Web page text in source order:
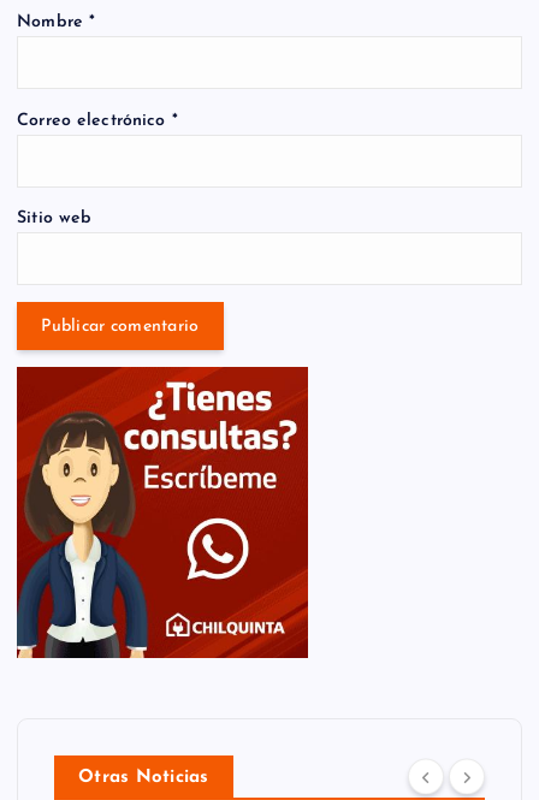
Nombre*
Correo electrónico *
Sitio web
Otras Noticias